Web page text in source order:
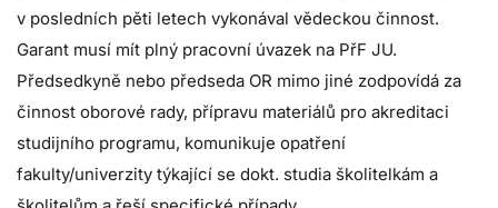
v posledních pěti letech vykonával vědeckou činnost.
Garant musí mít plný pracovní úvazek na PřF JU.
Předsedkyně nebo předseda OR mimo jiné zodpovídá za
činnost oborové rady, přípravu materiálů pro akreditaci
studijního programu, komunikuje opatření
fakulty/univerzity týkající se dokt. studia školitelkám a